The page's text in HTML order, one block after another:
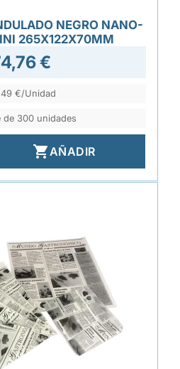
NEGRO NANO-
265X122X70MM
€
€/Unidad
de 300 unidades
AÑADIR